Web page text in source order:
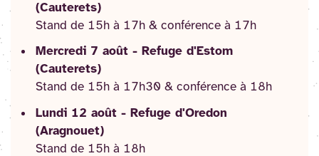
(Cauterets)
Stand de 15h à 17h & conférence à 17h
Mercredi 7 août - Refuge d'Estom
(Cauterets)
Stand de 15h à 17h30 & conférence à 18h
Lundi 12 août - Refuge d'Oredon
(Aragnouet)
Stand de 15h à 18h